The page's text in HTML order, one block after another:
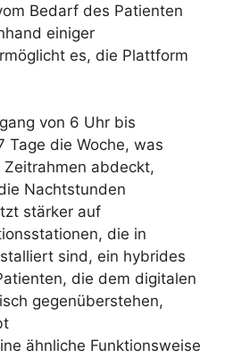
Bedarf des Patienten
einiger
es, die Plattform
von 6 Uhr bis
Tage die Woche, was
abdeckt,
Nachtstunden
stärker auf
die in
sind, ein hybrides
die dem digitalen
gegenüberstehen,
ähnliche Funktionsweise